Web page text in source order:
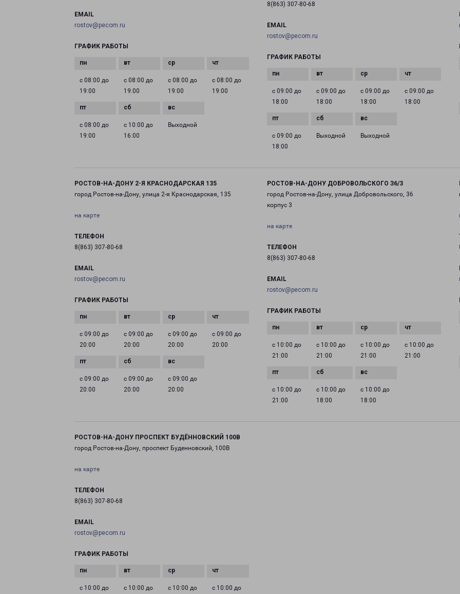
EMAIL
rostov@pecom.ru
ГРАФИК РАБОТЫ
с 08:00 до
19:00
с 08:00 до
19:00
с 08:00 до
19:00
с 08:00 до
19:00
с 08:00 до
19:00
с 10:00 до
16:00
Выходной
8(863) 307-80-68
EMAIL
rostov@pecom.ru
ГРАФИК РАБОТЫ
с 09:00 до
18:00
с 09:00 до
18:00
с 09:00 до
18:00
с 09:00 до
18:00
с 09:00 до
18:00
Выходной Выходной
РОСТОВ-НА-ДОНУ 2-Я КРАСНОДАРСКАЯ 135
город Ростов-на-Дону, улица 2-я Краснодарская, 135
на карте
ТЕЛЕФОН
8(863) 307-80-68
EMAIL
rostov@pecom.ru
ГРАФИК РАБОТЫ
с 09:00 до
20:00
с 09:00 до
20:00
с 09:00 до
20:00
с 09:00 до
20:00
с 09:00 до
20:00
с 09:00 до
20:00
с 09:00 до
20:00
РОСТОВ-НА-ДОНУ ДОБРОВОЛЬСКОГО З6/3
город Ростов-на-Дону, улица Добровольского, 36
корпус 3
на карте
ТЕЛЕФОН
8(863) 307-80-68
EMAIL
rostov@pecom.ru
ГРАФИК РАБОТЫ
с 10:00 до
21:00
с 10:00 до
21:00
с 10:00 до
21:00
с 10:00 до
21:00
с 10:00 до
21:00
с 10:00 до
18:00
с 10:00 до
18:00
РОСТОВ-НА-ДОНУ ПРОСПЕКТ БУДЁННОВСКИЙ 100В
город Ростов-на-Дону, проспект Буденновский, 100В
на карте
ТЕЛЕФОН
8(863) 307-80-68
EMAIL
rostov@pecom.ru
ГРАФИК РАБОТЫ
с 10:00 до с 10:00 до с 10:00 до с 10:00 до